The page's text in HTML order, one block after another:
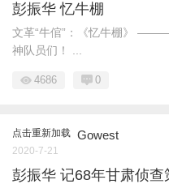
彭振华 忆牛棚
文革“牛倌”：《忆牛棚》
神队员们！ ...
4686 0
点击重新加载 Gowest
2020-7-21
彭振华 记68年甘肃侦查